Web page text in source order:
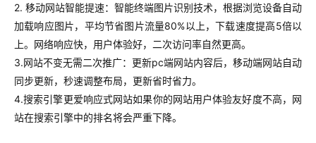
2. 移动网站智能提速：智能终端图片识别技术，根据浏览设备自动
加载响应图片，平均节省图片流量80%以上，下载速度提高5倍以
上。网络响应快，用户体验好，二次访问率自然更高。
3.网站不变无需二次推广：更新pc端网站内容后，移动端网站自动
同步更新，秒速调整布局，更新省时省力。
4.搜索引擎更爱响应式网站如果你的网站用户体验友好度不高，网
站在搜索引擎中的排名将会严重下降。